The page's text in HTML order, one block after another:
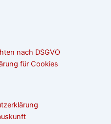
nach DSGVO
für Cookies